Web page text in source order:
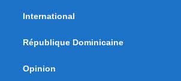
International
République Dominicaine
Opinion